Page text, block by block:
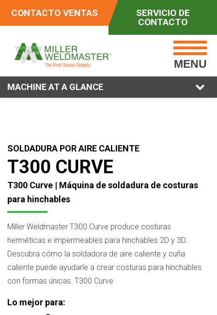
CONTACTO VENTAS
SERVICIO DE
CONTACTO
MENU
MACHINE AT A GLANCE
SOLDADURA POR AIRE CALIENTE
T300 CURVE
T300 Curve | Máquina de soldadura de costuras
para hinchables
Miller Weldmaster T300 Curve produce costuras
herméticas e impermeables para hinchables 2D y 3D.
Descubra cómo la soldadora de aire caliente y cuña
caliente puede ayudarle a crear costuras para hinchables
con formas únicas. T300 Curve
Lo mejor para: